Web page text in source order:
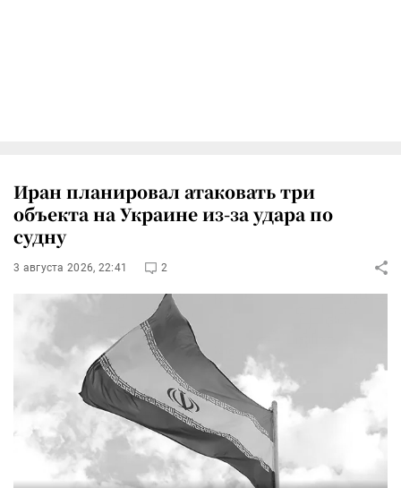
Иран планировал атаковать три
объекта на Украине из-за удара по
судну
3 августа 2026, 22:41 2